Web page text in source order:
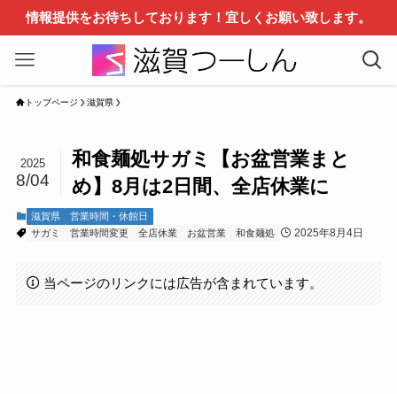
情報提供をお待ちしております！宜しくお願い致します。
トップページ 滋賀県
和食麺処サガミ【お盆営業まと
め】8月は2日間、全店休業に
2025
8/04
滋賀県
営業時間・休館日
サガミ
営業時間変更 全店休業 お盆営業 和食麺処 2025年8月4日
当ページのリンクには広告が含まれています。